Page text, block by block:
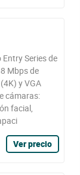
Series de
Mbps de
y VGA
cámaras:
facial,
Ver precio